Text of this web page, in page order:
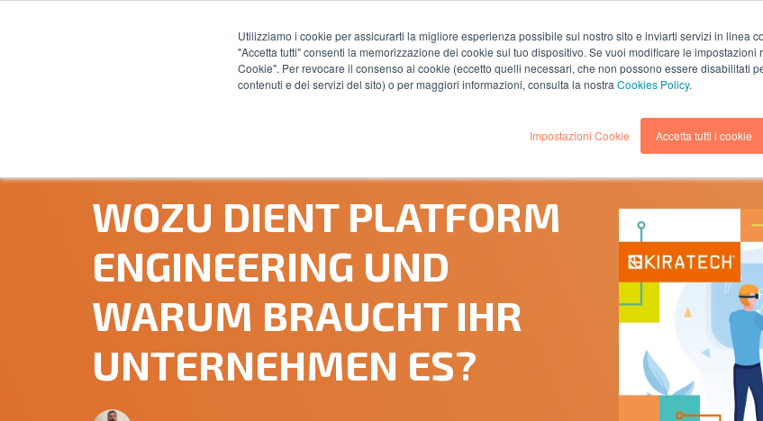
Utilizziamo i cookie per assicurarti la migliore esperienza possibile sul nostro sito e inviarti servizi in linea
"Accetta tutti" consenti la memorizzazione dei cookie sul tuo dispositivo. Se vuoi modificare le
Cookie". Per revocare il consenso ai cookie (eccetto quelli necessari, che non possono essere disabilitati
contenuti e dei servizi del sito) o per maggiori informazioni, consulta la nostra Cookies Policy.
Impostazioni Cookie Accetta tutti i cookie
FIRMA LÖSUNGEN DIENSTLEISTUNGEN
WOZU DIENT PLATFORM
ENGINEERING UND
WARUM BRAUCHT IHR
UNTERNEHMEN ES?